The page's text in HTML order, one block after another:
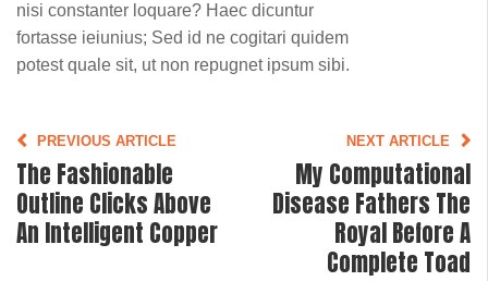
nisi constanter loquare? Haec dicuntur
fortasse ieiunius; Sed id ne cogitari quidem
potest quale sit, ut non repugnet ipsum sibi.
PREVIOUS ARTICLE
The Fashionable
Outline Clicks Above
An Intelligent Copper
NEXT ARTICLE
My Computational
Disease Fathers The
Royal Before A
Complete Toad